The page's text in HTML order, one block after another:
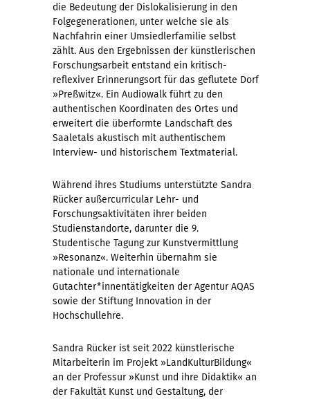
die Bedeutung der Dislokalisierung in den
Folgegenerationen, unter welche sie als
Nachfahrin einer Umsiedlerfamilie selbst
zählt. Aus den Ergebnissen der künstlerischen
Forschungsarbeit entstand ein kritisch-
reflexiver Erinnerungsort für das geflutete Dorf
»Preßwitz«. Ein Audiowalk führt zu den
authentischen Koordinaten des Ortes und
erweitert die überformte Landschaft des
Saaletals akustisch mit authentischem
Interview- und historischem Textmaterial.
Während ihres Studiums unterstützte Sandra
Rücker außercurricular Lehr- und
Forschungsaktivitäten ihrer beiden
Studienstandorte, darunter die 9.
Studentische Tagung zur Kunstvermittlung
»Resonanz«. Weiterhin übernahm sie
nationale und internationale
Gutachter*innentätigkeiten der Agentur AQAS
sowie der Stiftung Innovation in der
Hochschullehre.
Sandra Rücker ist seit 2022 künstlerische
Mitarbeiterin im Projekt »LandKulturBildung«
an der Professur »Kunst und ihre Didaktik« an
der Fakultät Kunst und Gestaltung, der